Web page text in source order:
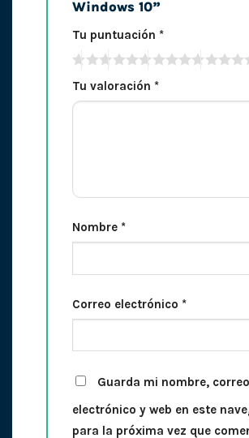
Windows 10”
Tu puntuación *
Tu valoración *
Nombre *
Correo electrónico *
Guarda mi nombre, correo
electrónico y web en este
para la próxima vez que